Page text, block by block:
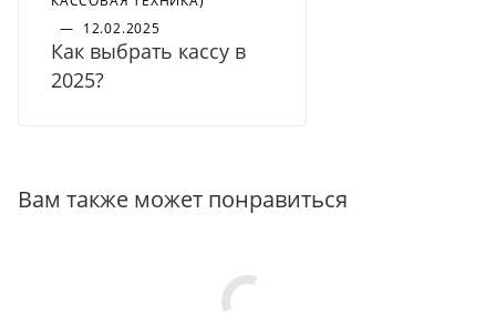
— 12.02.2025
Как выбрать кассу в
2025?
Вам также может понравиться